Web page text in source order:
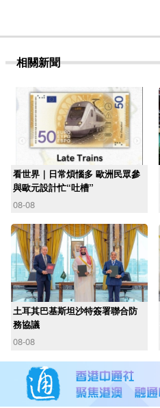
相關新聞
看世界｜日常煩惱多 歐洲民眾參
與歐元設計忙“吐槽”
08-08
土耳其巴基斯坦沙特簽署聯合防
務協議
08-08